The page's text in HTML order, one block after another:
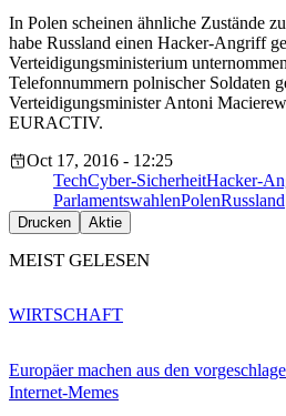
In Polen scheinen ähnliche Zustände
habe Russland einen Hacker-Angriff
Verteidigungsministerium
Telefonnummern polnischer Soldaten
Verteidigungsminister Antoni
EURACTIV.
Oct 17, 2016 - 12:25
TechCyber-SicherheitHacker-
ParlamentswahlenPolenRussland
Drucken Aktie
MEIST GELESEN
Europäer machen aus den
Internet-Memes
WIRTSCHAFT